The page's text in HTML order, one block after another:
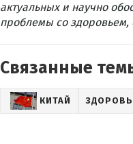
актуальных и научно
проблемы со здоровьем,
Связанные
КИТАЙ